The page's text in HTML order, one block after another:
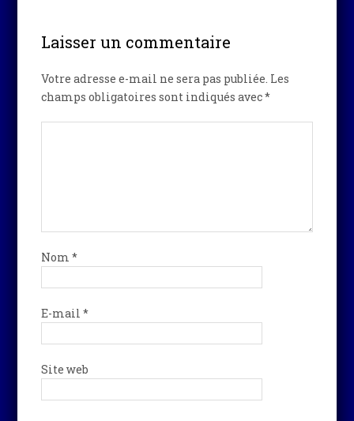
Laisser un commentaire
Votre adresse e-mail ne sera pas publiée. Les
champs obligatoires sont indiqués avec*
Nom*
E-mail*
Site web